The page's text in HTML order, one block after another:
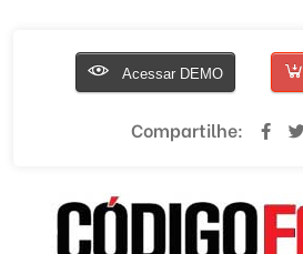
Acessar DEMO
Compartilhe: